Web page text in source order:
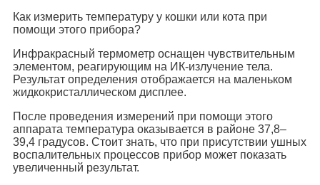
Как измерить температуру у кошки или кота при
помощи этого прибора?
Инфракрасный термометр оснащен чувствительным
элементом, реагирующим на ИК-излучение тела.
Результат определения отображается на маленьком
жидкокристаллическом дисплее.
После проведения измерений при помощи этого
аппарата температура оказывается в районе 37,8–
39,4 градусов. Стоит знать, что при присутствии ушных
воспалительных процессов прибор может показать
увеличенный результат.